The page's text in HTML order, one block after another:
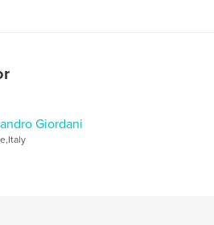
Giordani